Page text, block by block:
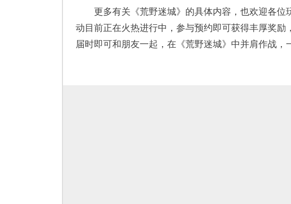
更多有关《荒野迷城》的具体内容，也欢迎各位
动目前正在火热进行中，参与预约即可获得丰厚奖励
届时即可和朋友一起，在《荒野迷城》中并肩作战，